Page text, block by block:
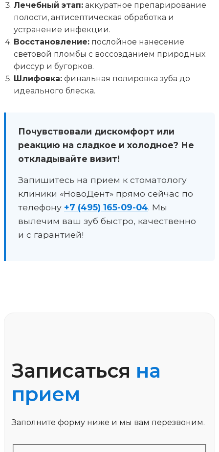
Лечебный этап: аккуратное препарирование
полости, антисептическая обработка и
устранение инфекции.
Восстановление: послойное нанесение
световой пломбы с воссозданием природных
фиссур и бугорков.
Шлифовка: финальная полировка зуба до
идеального блеска.
Почувствовали дискомфорт или
реакцию на сладкое и холодное? Не
откладывайте визит!
Запишитесь на прием к стоматологу
клиники «НовоДент» прямо сейчас по
телефону +7 (495) 165-09-04. Мы
вылечим ваш зуб быстро, качественно
и с гарантией!
Записаться на
прием
Заполните форму ниже и мы вам перезвоним.